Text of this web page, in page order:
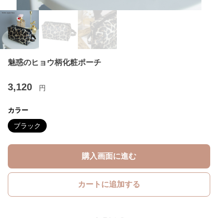
魅惑のヒョウ柄化粧ポーチ
3,120 円
カラー
ブラック
購入画面に進む
カートに追加する